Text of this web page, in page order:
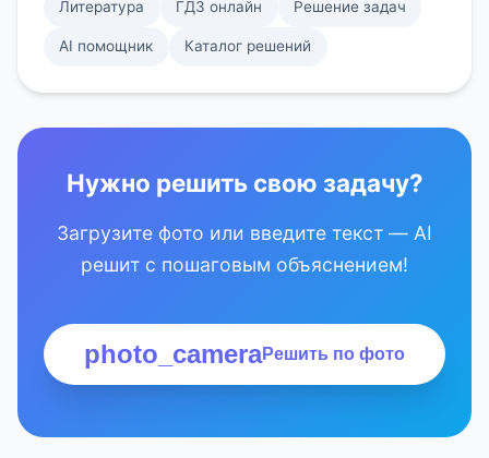
Литература ГДЗ онлайн Решение задач
AI помощник Каталог решений
Нужно решить свою задачу?
Загрузите фото или введите текст — AI
решит с пошаговым объяснением!
photo_cameraРешить по фото